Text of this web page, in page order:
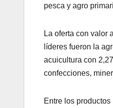
pesca y agro
La oferta con valor
líderes fueron la
acuicultura con
confecciones,
Entre los